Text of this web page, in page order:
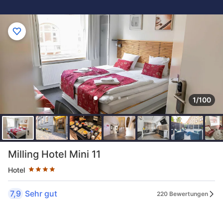
1/100
Milling Hotel Mini 11
Hotel
Sternekategorie: 4 Sterne
7,9 Sehr gut 220 Bewertungen